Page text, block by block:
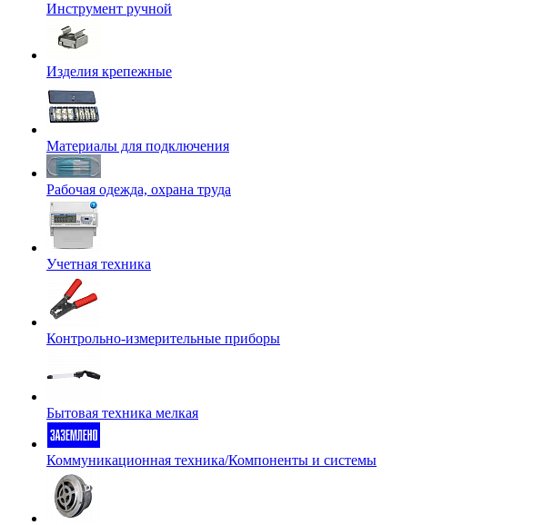
Инструмент ручной
Изделия крепежные
Материалы для подключения
Рабочая одежда, охрана труда
Учетная техника
Контрольно-измерительные приборы
Бытовая техника мелкая
Коммуникационная техника/Компоненты и системы